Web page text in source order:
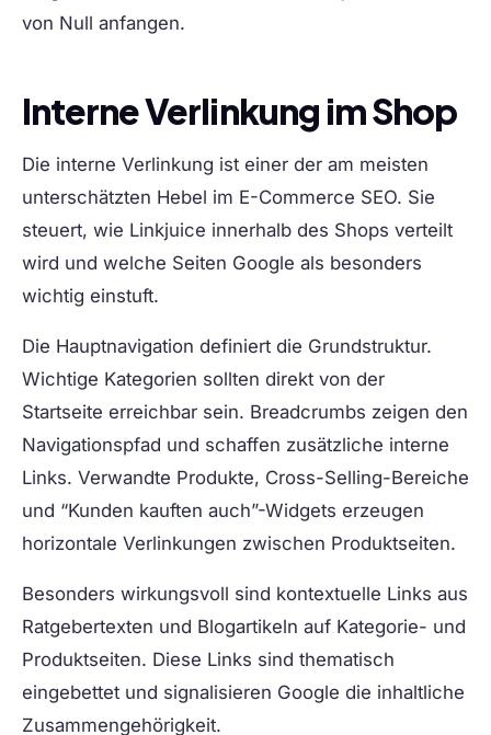
von Null anfangen.
Interne Verlinkung im Shop
Die interne Verlinkung ist einer der am meisten
unterschätzten Hebel im E-Commerce SEO. Sie
steuert, wie Linkjuice innerhalb des Shops verteilt
wird und welche Seiten Google als besonders
wichtig einstuft.
Die Hauptnavigation definiert die Grundstruktur.
Wichtige Kategorien sollten direkt von der
Startseite erreichbar sein. Breadcrumbs zeigen den
Navigationspfad und schaffen zusätzliche interne
Links. Verwandte Produkte, Cross-Selling-Bereiche
und “Kunden kauften auch”-Widgets erzeugen
horizontale Verlinkungen zwischen Produktseiten.
Besonders wirkungsvoll sind kontextuelle Links aus
Ratgebertexten und Blogartikeln auf Kategorie- und
Produktseiten. Diese Links sind thematisch
eingebettet und signalisieren Google die inhaltliche
Zusammengehörigkeit.